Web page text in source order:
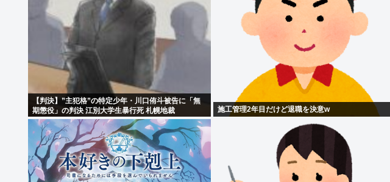
【判決】”主犯格”の特定少年・川口侑斗被告に「無
期懲役」の判決 江別大学生暴行死 札幌地裁
施工管理2年目だけど退職を決意w